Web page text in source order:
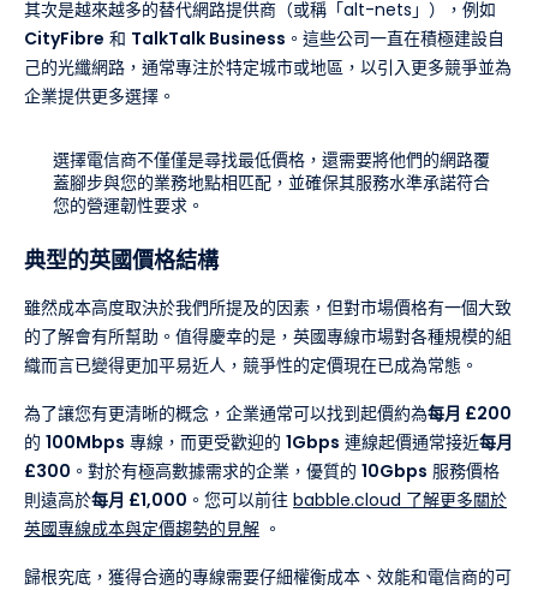
其次是越來越多的替代網路提供商（或稱「alt-nets」），例如
CityFibre 和 TalkTalk Business 。這些公司一直在積極建設自
己的光纖網路，通常專注於特定城市或地區，以引入更多競爭並為
企業提供更多選擇。
選擇電信商不僅僅是尋找最低價格，還需要將他們的網路覆
蓋腳步與您的業務地點相匹配，並確保其服務水準承諾符合
您的營運韌性要求。
典型的英國價格結構
雖然成本高度取決於我們所提及的因素，但對市場價格有一個大致
的了解會有所幫助。值得慶幸的是，英國專線市場對各種規模的組
織而言已變得更加平易近人，競爭性的定價現在已成為常態。
為了讓您有更清晰的概念，企業通常可以找到起價約為每月 £200
的 100Mbps 專線，而更受歡迎的 1Gbps 連線起價通常接近每月
£300 。對於有極高數據需求的企業，優質的 10Gbps 服務價格
則遠高於每月 £1,000 。您可以前往 babble.cloud 了解更多關於
英國專線成本與定價趨勢的見解 。
歸根究底，獲得合適的專線需要仔細權衡成本、效能和電信商的可